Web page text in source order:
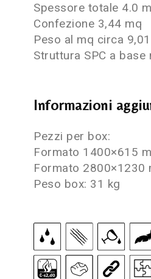
Spessore totale 4.0
Confezione 3,44 mq
Peso al mq circa
Struttura SPC a base
Informazioni
Pezzi per box:
Formato 1400×615
Formato 2800×1230
Peso box: 31 kg